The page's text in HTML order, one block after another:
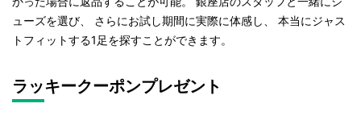
ューズを選び、 さらにお試し期間に実際に体感し、 本当にジャス
トフィットする1足を探すことができます。
ラッキークーポンプレゼント